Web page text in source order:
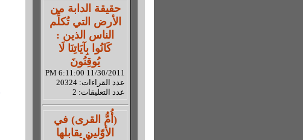
حقيقة الدابة من
الأرض التي تُكلِّم
الناس الذين :
كَانُوا بِآيَاتِنَا لَا
يُوقِنُونَ
11/30/2011 6:11:00 PM
عدد القراءات: 20324
عدد التعليقات: 2
(أُمُّ القرى) في
الأوّلين يقابلها